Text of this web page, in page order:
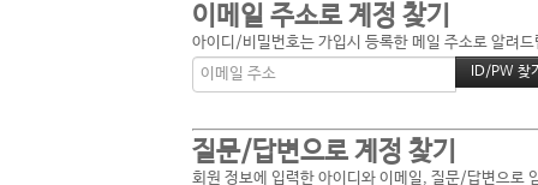
이메일 주소로 계정 찾기
아이디/비밀번호는 가입시 등록한 메일 주소로 알려
질문/답변으로 계정 찾기
회원 정보에 입력한 아이디와 이메일, 질문/답변으로